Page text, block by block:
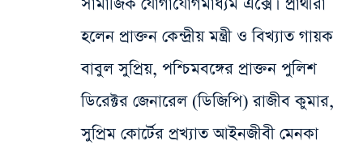
হলেন প্রাক্তন কেন্দ্রীয় মন্ত্রী ও বিখ্যাত গায়ক
বাবুল সুপ্রিয়, পশ্চিমবঙ্গের প্রাক্তন পুলিশ
ডিরেক্টর জেনারেল (ডিজিপি) রাজীব কুমার,
সুপ্রিম কোর্টের প্রখ্যাত আইনজীবী মেনকা